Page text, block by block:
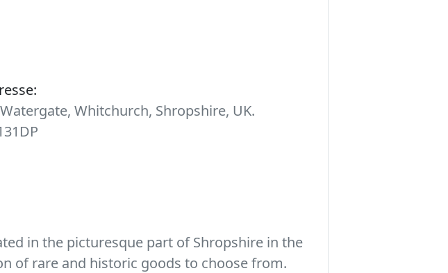
Whitchurch, Shropshire, UK.
in the picturesque part of Shropshire in the
of rare and historic goods to choose from.